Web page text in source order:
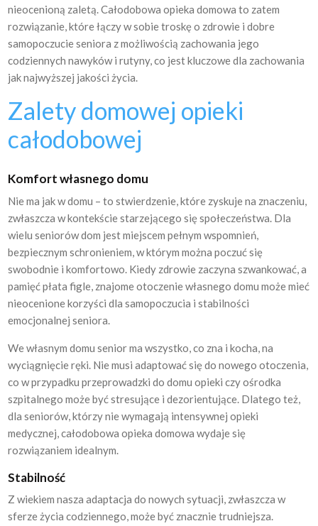
nieocenioną zaletą. Całodobowa opieka domowa to zatem
rozwiązanie, które łączy w sobie troskę o zdrowie i dobre
samopoczucie seniora z możliwością zachowania jego
codziennych nawyków i rutyny, co jest kluczowe dla zachowania
jak najwyższej jakości życia.
Zalety domowej opieki
całodobowej
Komfort własnego domu
Nie ma jak w domu – to stwierdzenie, które zyskuje na znaczeniu,
zwłaszcza w kontekście starzejącego się społeczeństwa. Dla
wielu seniorów dom jest miejscem pełnym wspomnień,
bezpiecznym schronieniem, w którym można poczuć się
swobodnie i komfortowo. Kiedy zdrowie zaczyna szwankować, a
pamięć płata figle, znajome otoczenie własnego domu może mieć
nieocenione korzyści dla samopoczucia i stabilności
emocjonalnej seniora.
We własnym domu senior ma wszystko, co zna i kocha, na
wyciągnięcie ręki. Nie musi adaptować się do nowego otoczenia,
co w przypadku przeprowadzki do domu opieki czy ośrodka
szpitalnego może być stresujące i dezorientujące. Dlatego też,
dla seniorów, którzy nie wymagają intensywnej opieki
medycznej, całodobowa opieka domowa wydaje się
rozwiązaniem idealnym.
Stabilność
Z wiekiem nasza adaptacja do nowych sytuacji, zwłaszcza w
sferze życia codziennego, może być znacznie trudniejsza.